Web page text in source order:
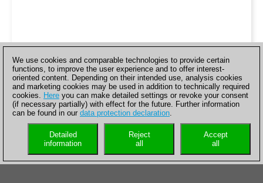
We use cookies and comparable technologies to provide certain
functions, to improve the user experience and to offer interest-
oriented content. Depending on their intended use, analysis cookies
and marketing cookies may be used in addition to technically required
cookies. Here you can make detailed settings or revoke your consent
(if necessary partially) with effect for the future. Further information
can be found in our data protection declaration.
Accept
all
Reject
all
Detailed
information